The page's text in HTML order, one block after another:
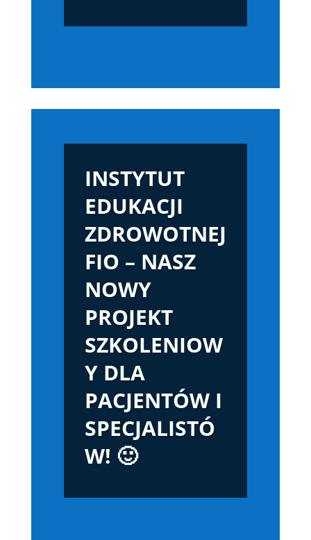
INSTYTUT
EDUKACJI
ZDROWOTNEJ
FIO – NASZ
NOWY
PROJEKT
SZKOLENIOW
Y DLA
PACJENTÓW I
SPECJALISTÓ
W! 🙂